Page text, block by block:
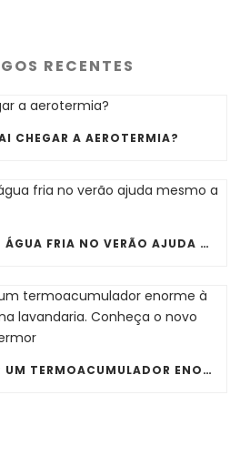
RECENTES
CHEGAR A AEROTERMIA?
TOMAR BANHO DE ÁGUA FRIA NO VERÃO AJUDA MESMO A REFRESCAR O CORPO?
JÁ NINGUÉM QUER UM TERMOACUMULADOR ENORME À VISTA NA COZINHA OU NA LAVANDARIA. CONHEÇA O NOVO ONIX ESSENTIAL DA THERMOR